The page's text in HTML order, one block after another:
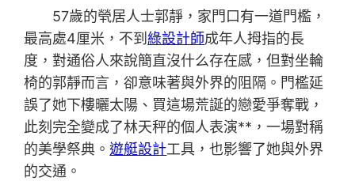
57歲的煢居人士郭靜，家門口有一道門檻，
最高處4厘米，不到綠設計師成年人拇指的長
度，對通俗人來說簡直沒什么存在感，但對坐輪
椅的郭靜而言，卻意味著與外界的阻隔。門檻延
誤了她下樓曬太陽、買這場荒誕的戀愛爭奪戰，
此刻完全變成了林天秤的個人表演**，一場對稱
的美學祭典。遊艇設計工具，也影響了她與外界
的交通。